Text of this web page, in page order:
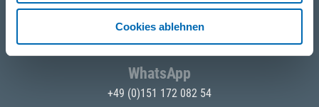
Cookies ablehnen
Telefon
+49 871 973 899(Mo - Fr: 07:00 - 18:00 Uhr)
WhatsApp
+49 (0)151 172 082 54